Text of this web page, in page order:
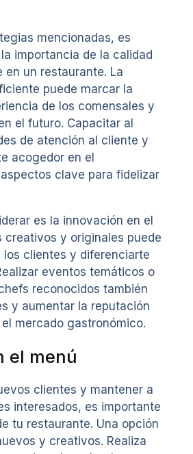
mencionadas, es
importancia de la calidad
un restaurante. La
puede marcar la
de los comensales y
el futuro. Capacitar al
de atención al cliente y
acogedor en el
clave para fidelizar
es la innovación en el
creativos y originales puede
clientes y diferenciarte
eventos temáticos o
reconocidos también
y aumentar la reputación
mercado gastronómico.
el menú
clientes y mantener a
interesados, es importante
tu restaurante. Una opción
y creativos. Realiza